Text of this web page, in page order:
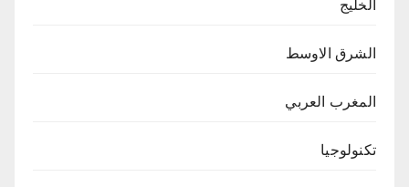
الخليج
الشرق الاوسط
المغرب العربي
تكنولوجيا